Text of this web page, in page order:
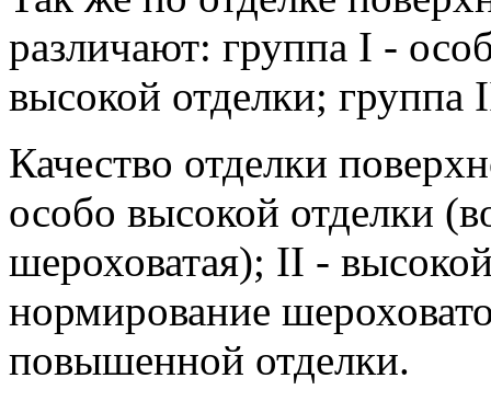
различают: группа I -
высокой отделки;
Качество отделки
особо высокой отделки
шероховатая); II -
нормирование
повышенной отделки.